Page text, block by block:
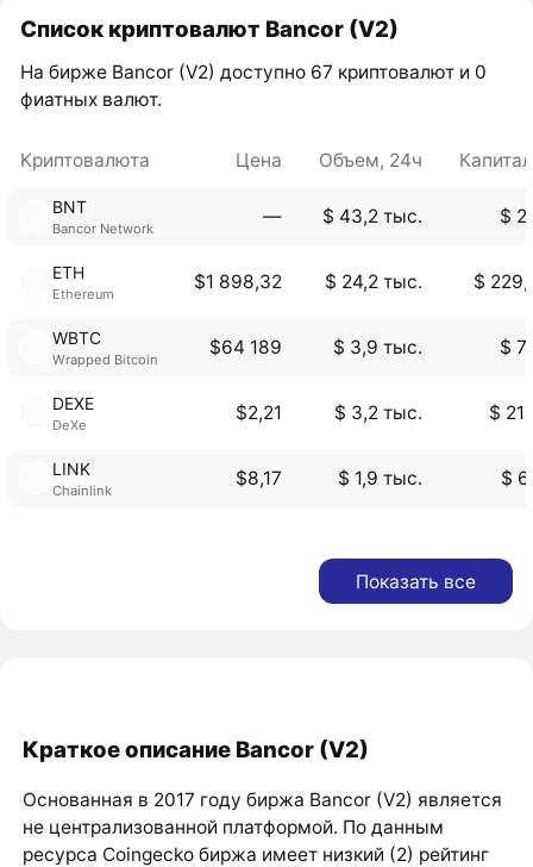
Список криптовалют Bancor (V2)
На бирже Bancor (V2) доступно 67 криптовалют и 0
фиатных валют.
Криптовалюта Цена Объем, 24ч
BNT
Bancor Network
― $ 43,2 тыс. $
ETH
Ethereum
$1 898,32 $ 24,2 тыс. $
WBTC
Wrapped Bitcoin
$64 189 $ 3,9 тыс. $
DEXE
DeXe
$2,21 $ 3,2 тыс. $
LINK
Chainlink
$8,17 $ 1,9 тыс. $
Показать все
Краткое описание Bancor (V2)
Основанная в 2017 году биржа Bancor (V2) является
не централизованной платформой. По данным
ресурса Coingecko биржа имеет низкий (2) рейтинг